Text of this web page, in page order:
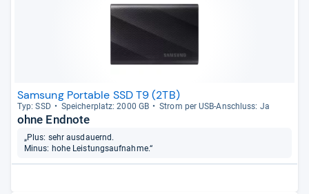
Samsung Portable SSD T9 (2TB)
Typ: SSD Spei­cher­platz: 2000 GB Strom per USB-​Anschluss: Ja
ohne Endnote
„Plus: sehr ausdauernd.
Minus: hohe Leistungsaufnahme.“